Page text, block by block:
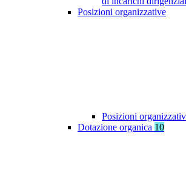
Posizioni organizzative
Posizioni
Dotazione organica 10